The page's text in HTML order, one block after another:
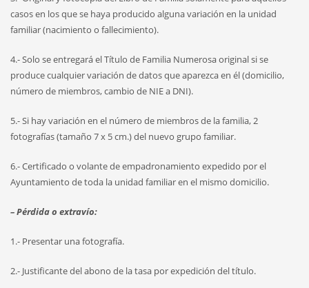
casos en los que se haya producido alguna variación en la unidad
familiar (nacimiento o fallecimiento).
4.- Solo se entregará el Título de Familia Numerosa original si se
produce cualquier variación de datos que aparezca en él (domicilio,
número de miembros, cambio de NIE a DNI).
5.- Si hay variación en el número de miembros de la familia, 2
fotografías (tamaño 7 x 5 cm.) del nuevo grupo familiar.
6.- Certificado o volante de empadronamiento expedido por el
Ayuntamiento de toda la unidad familiar en el mismo domicilio.
– Pérdida o extravío:
1.- Presentar una fotografía.
2.- Justificante del abono de la tasa por expedición del título.